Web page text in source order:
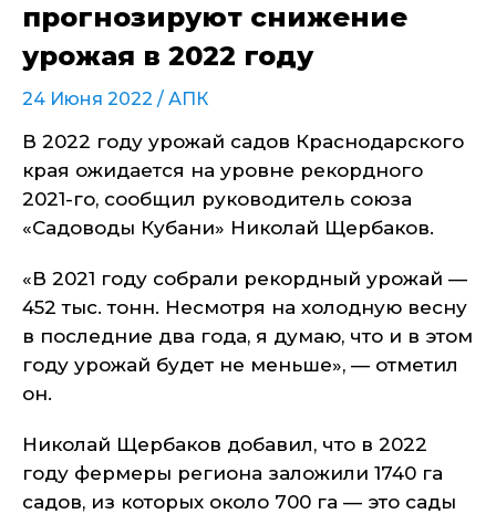
прогнозируют снижение
урожая в 2022 году
24 Июня 2022 / АПК
В 2022 году урожай садов Краснодарского
края ожидается на уровне рекордного
2021-го, сообщил руководитель союза
«Садоводы Кубани» Николай Щербаков.
«В 2021 году собрали рекордный урожай —
452 тыс. тонн. Несмотря на холодную весну
в последние два года, я думаю, что и в этом
году урожай будет не меньше», — отметил
он.
Николай Щербаков добавил, что в 2022
году фермеры региона заложили 1740 га
садов, из которых около 700 га — это сады